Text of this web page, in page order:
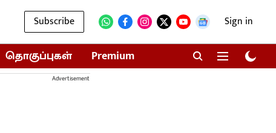
Subscribe Sign in
தொகுப்புகள் Premium
Advertisement